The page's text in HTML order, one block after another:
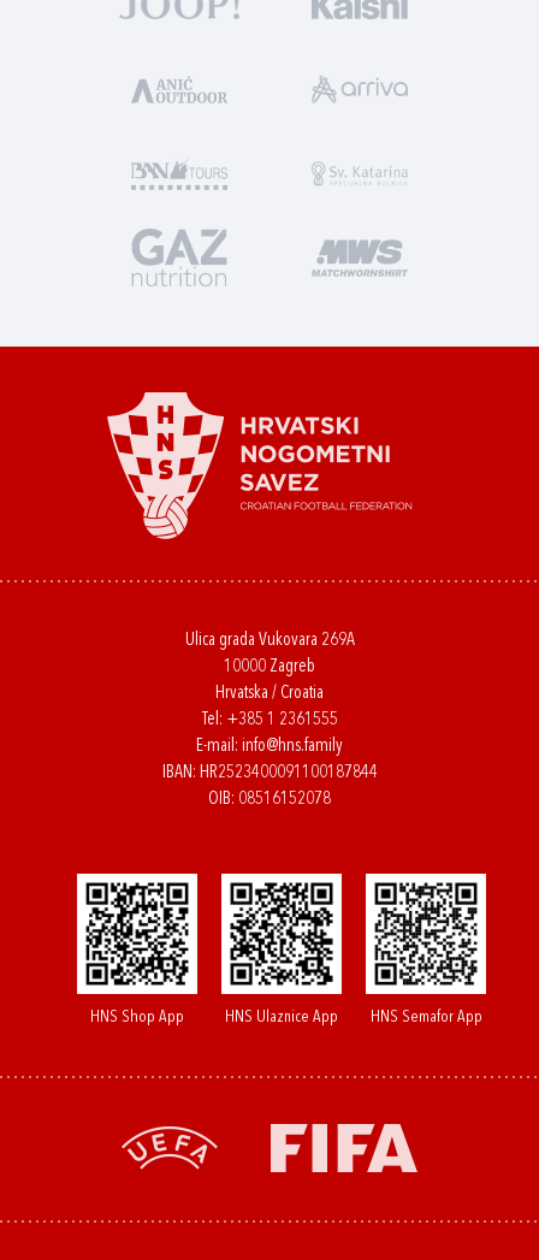
Ulica grada Vukovara 269A
10000 Zagreb
Hrvatska / Croatia
Tel: +385 1 2361555
E-mail: info@hns.family
IBAN: HR2523400091100187844
OIB: 08516152078
HNS Shop App HNS Ulaznice App HNS Semafor App